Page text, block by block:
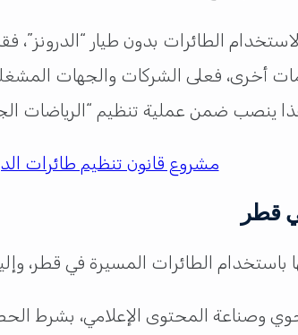
الطائرات بدون طيار
أخرى، فعلى الشركات والجهات
ينصب ضمن عملية تنظيم “الرياضات
مشروع قانون تنظيم طائرات
قطر
الطائرات المسيرة في قطر،
وصناعة المحتوى الإعلامي، بشرط